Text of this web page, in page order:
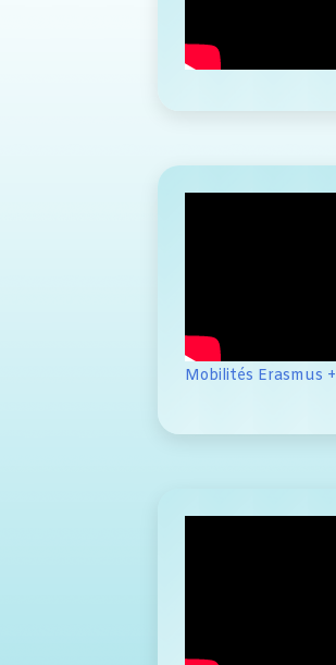
Mobilités Erasmus +